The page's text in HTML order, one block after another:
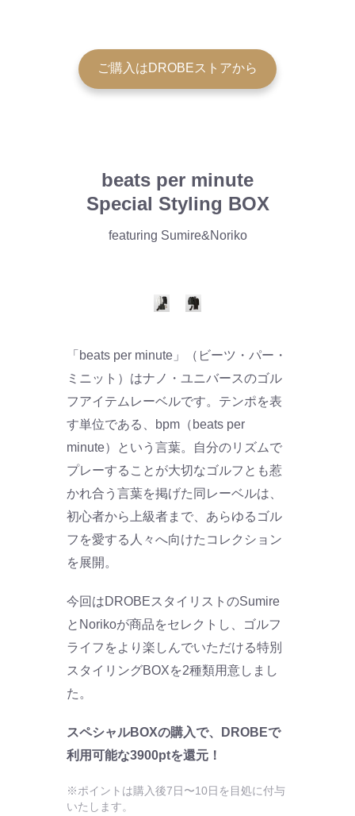
ご購入はDROBEストアから
beats per minute
Special Styling BOX
featuring Sumire&Noriko
「beats per minute」（ビーツ・パー・
ミニット）はナノ・ユニバースのゴル
フアイテムレーベルです。テンポを表
す単位である、bpm（beats per
minute）という言葉。自分のリズムで
プレーすることが大切なゴルフとも惹
かれ合う言葉を掲げた同レーベルは、
初心者から上級者まで、あらゆるゴル
フを愛する人々へ向けたコレクション
を展開。
今回はDROBEスタイリストのSumire
とNorikoが商品をセレクトし、ゴルフ
ライフをより楽しんでいただける特別
スタイリングBOXを2種類用意しまし
た。
スペシャルBOXの購入で、DROBEで
利用可能な3900ptを還元！
※ポイントは購入後7日〜10日を目処に付与
いたします。